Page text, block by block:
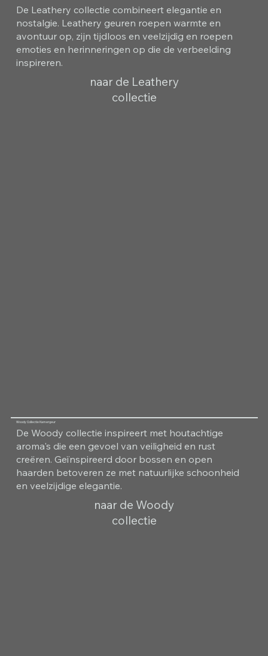
De Leathery collectie combineert elegantie en
nostalgie. Leathery geuren roepen warmte en
avontuur op, zijn tijdloos en veelzijdig en roepen
emoties en herinneringen op die de verbeelding
inspireren.
naar de Leathery
collectie
Woody Collectie Kamergeur
De Woody collectie inspireert met houtachtige
aroma's die een gevoel van veiligheid en rust
creëren. Geïnspireerd door bossen en open
haarden betoveren ze met natuurlijke schoonheid
en veelzijdige elegantie.
naar de Woody
collectie